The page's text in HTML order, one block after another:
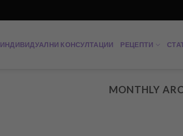
ИНДИВИДУАЛНИ КОНСУЛТАЦИИ РЕЦЕПТИ
MONTHLY